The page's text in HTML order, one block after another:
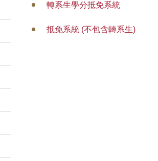
轉系生學分抵免系統
抵免系統 (不包含轉系生)